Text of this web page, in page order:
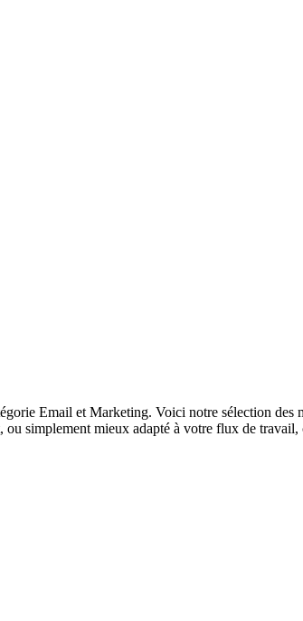
Email et Marketing. Voici notre sélection des
simplement mieux adapté à votre flux de